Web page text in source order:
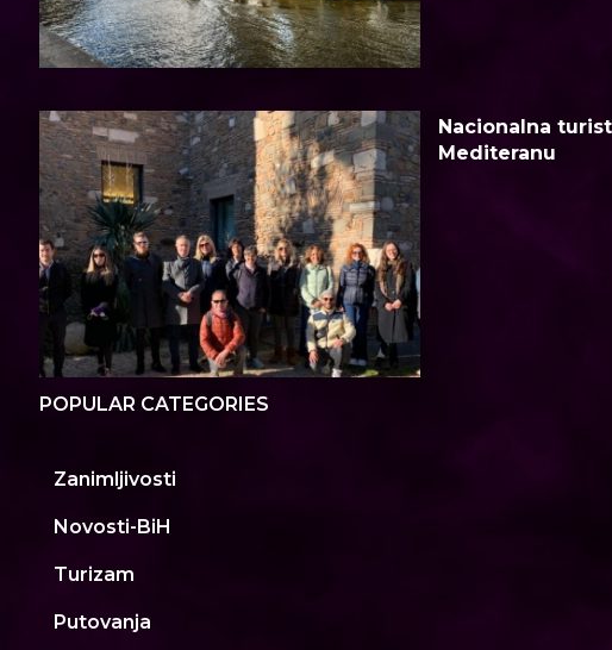
Nacionalna
Mediteranu
POPULAR CATEGORIES
Zanimljivosti
Novosti-BiH
Turizam
Putovanja